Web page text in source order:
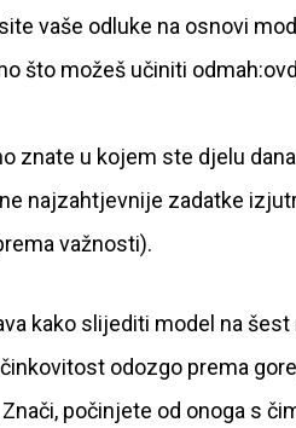
vaše odluke na osnovi
što možeš učiniti
znate u kojem ste djelu
najzahtjevnije zadatke
važnosti).
kako slijediti model na
odozgo prema
počinjete od onoga s